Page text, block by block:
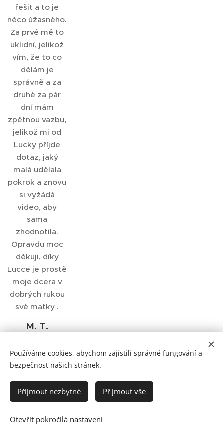
řešit a to je
něco úžasného.
Za prvé mě to
uklidní, jelikož
vím, že to co
dělám je
správně a za
druhé za pár
dní mám
zpětnou vazbu,
jelikož mi od
Lucky příjde
dotaz, jaký
malá udělala
pokrok a znovu
si vyžádá
video, aby
sama
zhodnotila.
Opravdu moc
děkuji, díky
Lucce je prostě
moje dcera v
dobrých rukou
své matky .
M. T.
psychomotoric
kého vývoje
Ochrana osobních údajů
Vytvořeno službou
Používáme cookies, abychom zajistili správné fungování a
bezpečnost našich stránek.
Přijmout nezbytné Přijmout vše
Otevřít pokročilá nastavení